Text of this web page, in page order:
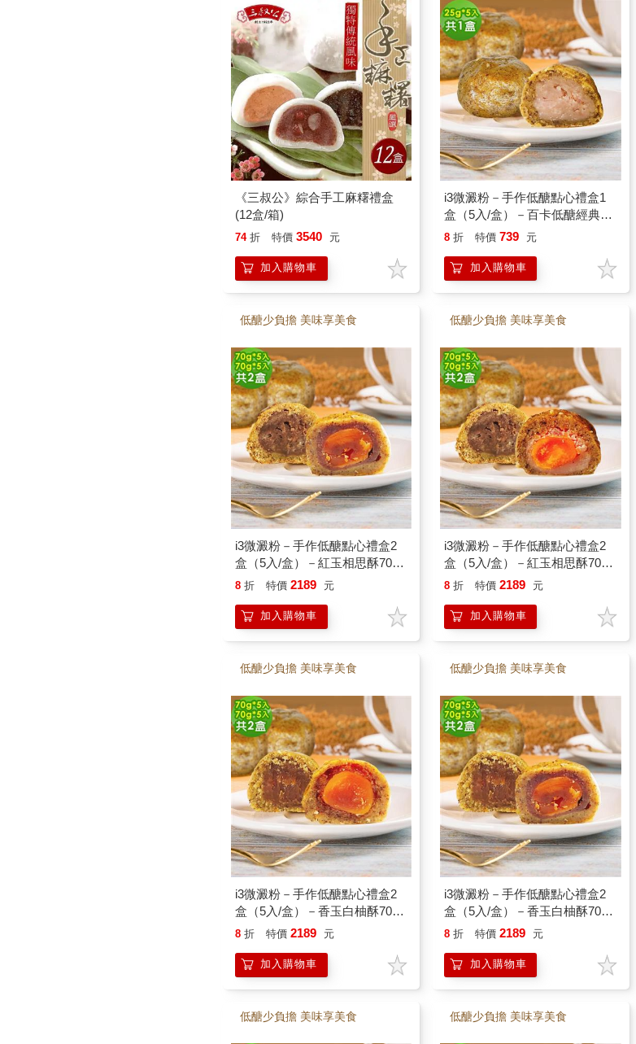
《三叔公》綜合手工麻糬禮盒
(12盒/箱)
74 折 特價 3540 元
加入購物車
i3微澱粉－手作低醣點心禮盒1
盒（5入/盒）－百卡低醣經典芋
泥酥25g－蛋奶素
8 折 特價 739 元
加入購物車
低醣少負擔 美味享美食
i3微澱粉－手作低醣點心禮盒2
盒（5入/盒）－紅玉相思酥70g
＋紅玉相思蛋黃酥70g－蛋奶素
8 折 特價 2189 元
加入購物車
低醣少負擔 美味享美食
i3微澱粉－手作低醣點心禮盒2
盒（5入/盒）－紅玉相思酥70g
＋經典芋泥蛋黃酥70g－蛋奶素
8 折 特價 2189 元
加入購物車
低醣少負擔 美味享美食
i3微澱粉－手作低醣點心禮盒2
盒（5入/盒）－香玉白柚酥70g
＋黃金鳳梨蛋黃酥70g－蛋奶素
8 折 特價 2189 元
加入購物車
低醣少負擔 美味享美食
i3微澱粉－手作低醣點心禮盒2
盒（5入/盒）－香玉白柚酥70g
＋紅玉相思蛋黃酥70g－蛋奶素
8 折 特價 2189 元
加入購物車
低醣少負擔 美味享美食 低醣少負擔 美味享美食